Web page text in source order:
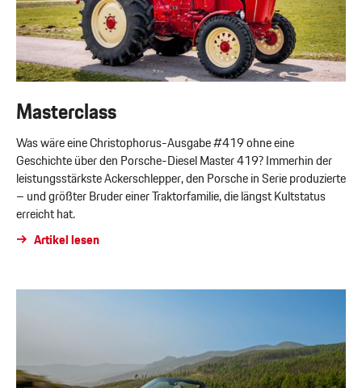
Masterclass
Was wäre eine Christophorus-Ausgabe #419 ohne eine
Geschichte über den Porsche-Diesel Master 419? Immerhin der
leistungsstärkste Ackerschlepper, den Porsche in Serie produzierte
– und größter Bruder einer Traktorfamilie, die längst Kultstatus
erreicht hat.
Artikel lesen